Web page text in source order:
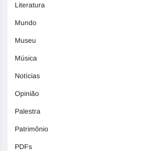
Literatura
Mundo
Museu
Música
Notícias
Opinião
Palestra
Patrimônio
PDFs